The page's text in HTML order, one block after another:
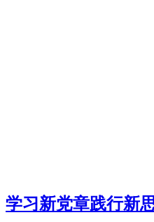
学习新党章践行新